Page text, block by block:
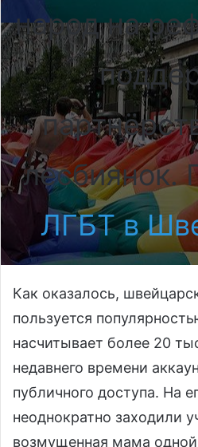
народ на
лесбиянок.
ЛГБТ в
Как оказалось,
пользуется
насчитывает более 20
недавнего времени
публичного доступа. На
неоднократно заходили
возмущенная мама